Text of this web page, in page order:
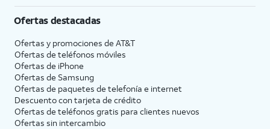
Ofertas destacadas
Ofertas y promociones de AT&T
Ofertas de teléfonos móviles
Ofertas de iPhone
Ofertas de Samsung
Ofertas de paquetes de telefonía e internet
Descuento con tarjeta de crédito
Ofertas de teléfonos gratis para clientes nuevos
Ofertas sin intercambio